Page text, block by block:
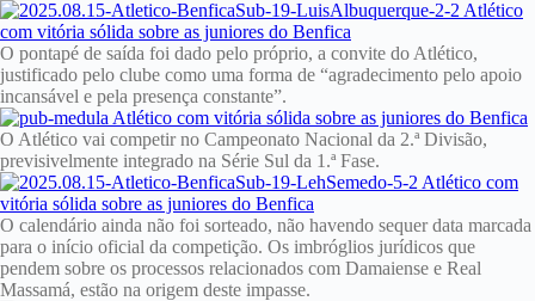
O pontapé de saída foi dado pelo próprio, a convite do Atlético,
justificado pelo clube como uma forma de “agradecimento pelo apoio
incansável e pela presença constante”.
O Atlético vai competir no Campeonato Nacional da 2.ª Divisão,
previsivelmente integrado na Série Sul da 1.ª Fase.
O calendário ainda não foi sorteado, não havendo sequer data marcada
para o início oficial da competição. Os imbróglios jurídicos que
pendem sobre os processos relacionados com Damaiense e Real
Massamá, estão na origem deste impasse.